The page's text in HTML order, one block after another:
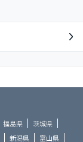
福島県
茨城県
新潟県 富山県